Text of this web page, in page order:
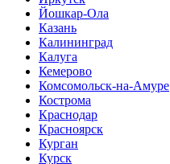
Йошкар-Ола
Казань
Калининград
Калуга
Кемерово
Комсомольск-на-Амуре
Кострома
Краснодар
Красноярск
Курган
Курск